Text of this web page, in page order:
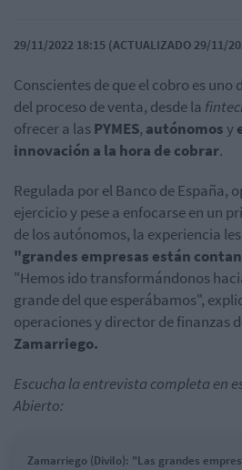
29/11/2022 18:15 (ACTUALIZADO 29/11/
Conscientes de que el cobro es
del proceso de venta, desde la
ofrecer a lasPYMES, autónomosy
innovación a la hora de cobrar.
Regulada por el Banco de España,
ejercicio y pese a enfocarse en un
de los autónomos, la experiencia
"grandes empresas están
"Hemos ido transformándonos
grande del que esperábamos",
operaciones y director de finanzas
Zamarriego.
Escucha la entrevista completa en
Abierto:
Zamarriego (Divilo): "Las grandes